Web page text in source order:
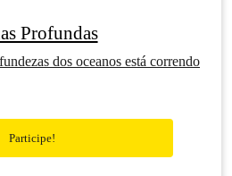
Profundas
dos oceanos está correndo
Participe!